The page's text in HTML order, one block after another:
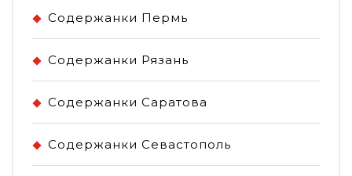
Содержанки Пермь
Содержанки Рязань
Содержанки Саратова
Содержанки Севастополь